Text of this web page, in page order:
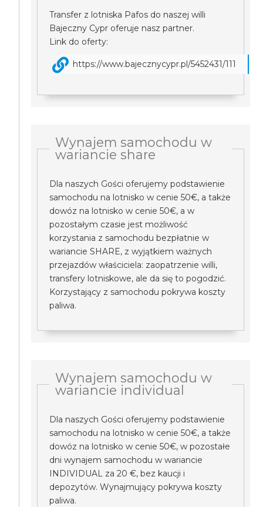
Transfer z lotniska Pafos do naszej willi
Bajeczny Cypr oferuje nasz partner.
Link do oferty:
https://www.bajecznycypr.pl/5452431/111
Wynajem samochodu w
wariancie share
Dla naszych Gości oferujemy podstawienie
samochodu na lotnisko w cenie 50€, a także
dowóz na lotnisko w cenie 50€, a w
pozostałym czasie jest możliwość
korzystania z samochodu bezpłatnie w
wariancie SHARE, z wyjątkiem ważnych
przejazdów właściciela: zaopatrzenie willi,
transfery lotniskowe, ale da się to pogodzić.
Korzystający z samochodu pokrywa koszty
paliwa.
Wynajem samochodu w
wariancie individual
Dla naszych Gości oferujemy podstawienie
samochodu na lotnisko w cenie 50€, a także
dowóz na lotnisko w cenie 50€, w pozostałe
dni wynajem samochodu w wariancie
INDIVIDUAL za 20 €, bez kaucji i
depozytów. Wynajmujący pokrywa koszty
paliwa.